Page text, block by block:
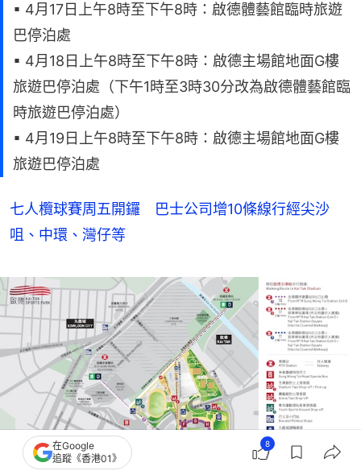
▪ 4月17日上午8時至下午8時：啟德體藝館臨時旅遊
巴停泊處
▪ 4月18日上午8時至下午8時：啟德主場館地面G樓
旅遊巴停泊處（下午1時至3時30分改為啟德體藝館臨
時旅遊巴停泊處）
▪ 4月19日上午8時至下午8時：啟德主場館地面G樓
旅遊巴停泊處
七人欖球賽周五開鑼 巴士公司增10條線行經尖沙
咀、中環、灣仔等
在Google
追蹤《香港01》
8